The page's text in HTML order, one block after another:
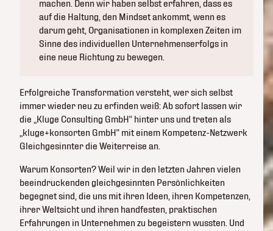
machen. Denn wir haben selbst erfahren, dass es
auf die Haltung, den Mindset ankommt, wenn es
darum geht, Organisationen in komplexen Zeiten im
Sinne des individuellen Unternehmenserfolgs in
eine neue Richtung zu bewegen.
Erfolgreiche Transformation versteht, wer sich selbst
immer wieder neu zu erfinden weiß: Ab sofort lassen wir
die „Kluge Consulting GmbH“ hinter uns und treten als
„kluge+konsorten GmbH“ mit einem Kompetenz-Netzwerk
Gleichgesinnter die Weiterreise an.
Warum Konsorten? Weil wir in den letzten Jahren vielen
beeindruckenden gleichgesinnten Persönlichkeiten
begegnet sind, die uns mit ihren Ideen, ihren Kompetenzen,
ihrer Weltsicht und ihren handfesten, praktischen
Erfahrungen in Unternehmen zu begeistern wussten. Und